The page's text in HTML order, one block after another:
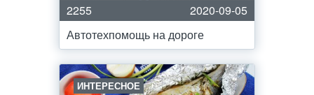
2255
2020-09-05
Автотехпомощь на дороге
ИНТЕРЕСНОЕ